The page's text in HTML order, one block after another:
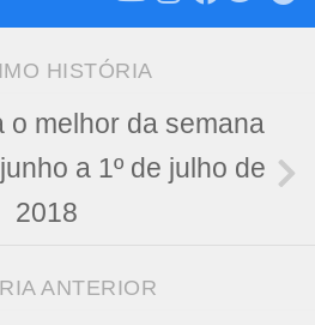
HISTÓRIA
o melhor da semana
a 1º de julho de
2018
ANTERIOR